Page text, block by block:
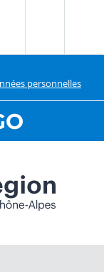
personnelles